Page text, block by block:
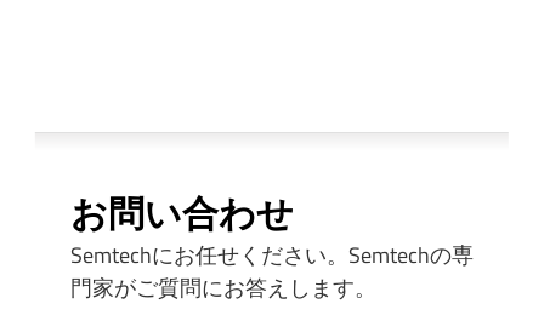
お問い合わせ
Semtechにお任せください。Semtechの専
門家がご質問にお答えします。